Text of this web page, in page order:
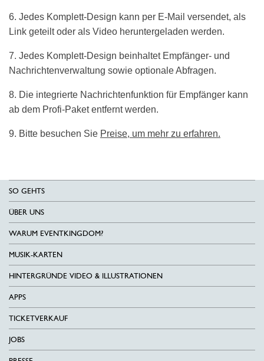
6. Jedes Komplett-Design kann per E-Mail versendet, als
Link geteilt oder als Video heruntergeladen werden.
7. Jedes Komplett-Design beinhaltet Empfänger- und
Nachrichtenverwaltung sowie optionale Abfragen.
8. Die integrierte Nachrichtenfunktion für Empfänger kann
ab dem Profi-Paket entfernt werden.
9. Bitte besuchen Sie Preise, um mehr zu erfahren.
SO GEHTS
ÜBER UNS
WARUM EVENTKINGDOM?
MUSIK-KARTEN
HINTERGRÜNDE VIDEO & ILLUSTRATIONEN
APPS
TICKETVERKAUF
JOBS